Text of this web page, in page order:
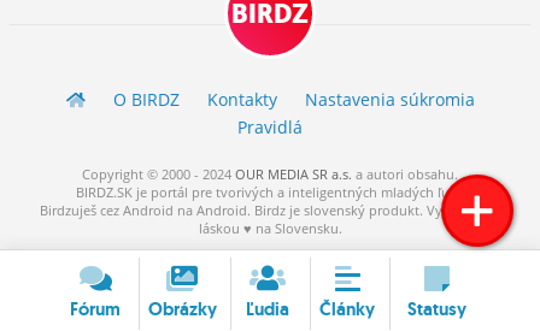
BIRDZ
O BIRDZ Kontakty
Nastavenia súkromia
Pravidlá
Copyright © 2000 - 2024 OUR MEDIA SR a.s. a autori obsahu.
BIRDZ.SK je portál pre tvorivých a inteligentných mladých ľudí.
Birdzuješ cez Android na Android. Birdz je slovenský produkt. Vytvorené s
láskou ♥ na Slovensku.
Fórum Obrázky Ľudia Články Statusy